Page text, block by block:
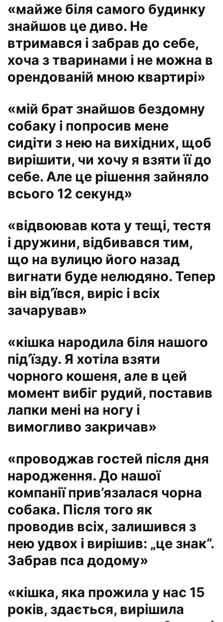
«майже біля самого будинку
знайшов це диво. Не
втримався і забрав до себе,
хоча з тваринами і не можна в
орендованій мною квартирі»
«мій брат знайшов бездомну
собаку і попросив мене
сидіти з нею на вихідних, щоб
вирішити, чи хочу я взяти її до
себе. Але це рішення зайняло
всього 12 секунд»
«відвоював кота у тещі, тестя
і дружини, відбивався тим,
що на вулицю його назад
вигнати буде нелюдяно. Тепер
він від’ївся, виріс і всіх
зачарував»
«кішка народила біля нашого
під’їзду. Я хотіла взяти
чорного кошеня, але в цей
момент вибіг рудий, поставив
лапки мені на ногу і
вимогливо закричав»
«проводжав гостей після дня
народження. До нашої
компанії прив’язалася чорна
собака. Після того як
проводив всіх, залишився з
нею удвох і вирішив: „це знак“.
Забрав пса додому»
«кішка, яка прожила у нас 15
років, здається, вирішила